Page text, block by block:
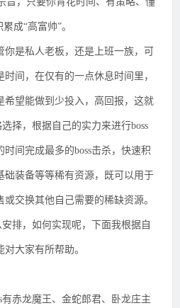
成“高富帅”。
是私人老板，还是上班一族，可
间，在仅有的一点休息时间里，
希望能做到少投入，高回报，这就
择，根据自己的实力来进行boss
间完成最多的boss击杀，快速积
础装备等等稀有资源，既可以用于
交换其他自己需要的稀缺资源。
排，如何实现呢，下面我根据自
大家有所帮助。
赤龙魔王、金蛇郎君、卧龙庄主